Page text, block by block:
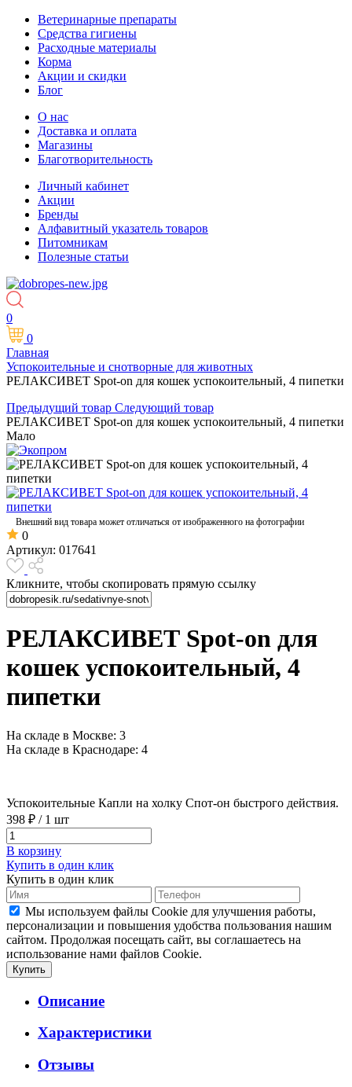
Ветeринарные препараты
Средства гигиены
Расходные материалы
Корма
Акции и скидки
Блог
О нас
Доставка и оплата
Магазины
Благотворительность
Личный кабинет
Акции
Бренды
Алфавитный указатель товаров
Питомникам
Полезные статьи
0
0
Главная
Успокоительные и снотворные для животных
РЕЛАКСИВЕТ Spot-on для кошек успокоительный, 4 пипетки
Предыдущий товар Следующий товар
РЕЛАКСИВЕТ Spot-on для кошек успокоительный, 4 пипетки
Мало
Внешний вид товара может отличаться от изображенного на фотографии
0
Артикул: 017641
Кликните, чтобы скопировать прямую ссылку
РЕЛАКСИВЕТ Spot-on для
кошек успокоительный, 4
пипетки
На складе в Москве: 3
На складе в Краснодаре: 4
Успокоительные Капли на холку Спот-он быстрого действия.
398 ₽ / 1 шт
В корзину
Купить в один клик
Купить в один клик
Мы используем файлы Cookie для улучшения работы,
персонализации и повышения удобства пользования нашим
сайтом. Продолжая посещать сайт, вы соглашаетесь на
использование нами файлов Cookie.
Описание
Характеристики
Отзывы